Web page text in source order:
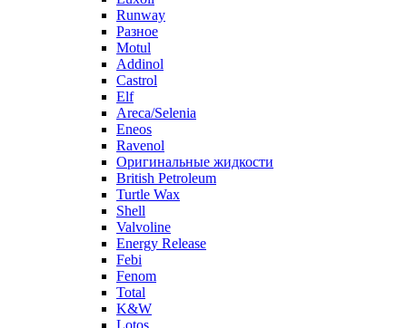
Runway
Разное
Motul
Addinol
Castrol
Elf
Areca/Selenia
Eneos
Ravenol
Оригинальные жидкости
British Petroleum
Turtle Wax
Shell
Valvoline
Energy Release
Febi
Fenom
Total
K&W
Lotos